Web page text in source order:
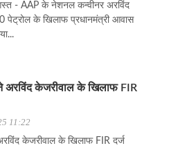
- AAP के नेशनल कन्वीनर अरविंद
पेट्रोल के खिलाफ प्रधानमंत्री आवास
अरविंद केजरीवाल के खिलाफ FIR
11:22
केजरीवाल के खिलाफ FIR दर्ज